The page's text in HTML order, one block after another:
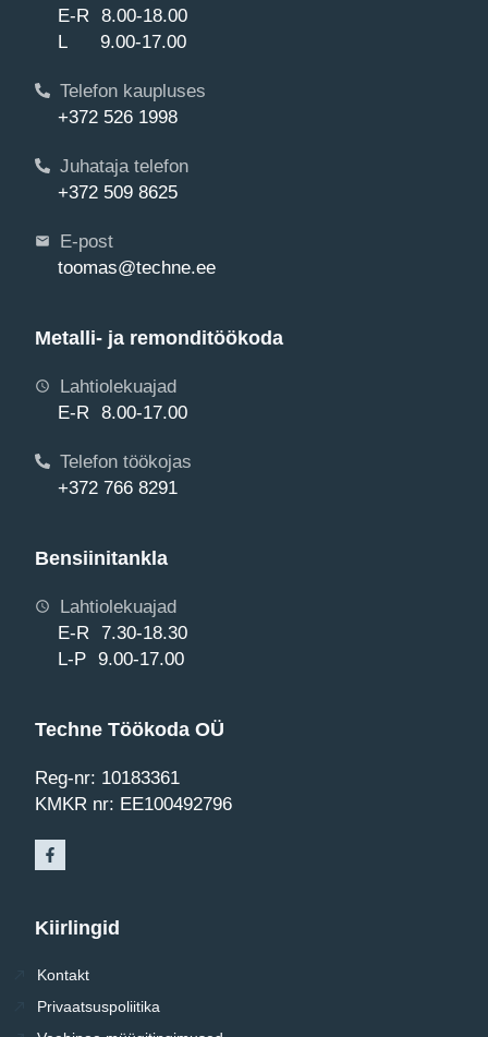
E-R 8.00-18.00
L 9.00-17.00
Telefon kaupluses
+372 526 1998
Juhataja telefon
+372 509 8625
E-post
toomas@techne.ee
Metalli- ja remonditöökoda
Lahtiolekuajad
E-R 8.00-17.00
Telefon töökojas
+372 766 8291
Bensiinitankla
Lahtiolekuajad
E-R 7.30-18.30
L-P 9.00-17.00
Techne Töökoda OÜ
Reg-nr: 10183361
KMKR nr: EE100492796
Kiirlingid
Kontakt
Privaatsuspoliitika